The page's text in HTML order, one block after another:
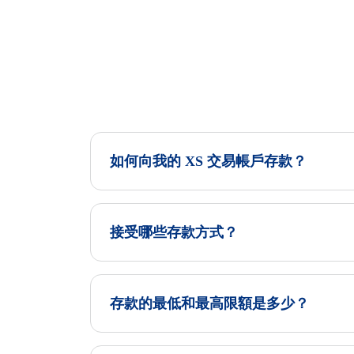
如何向我的 XS 交易帳戶存款？
接受哪些存款方式？
存款的最低和最高限額是多少？